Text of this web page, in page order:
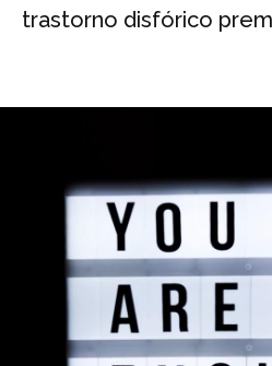
trastorno disfórico